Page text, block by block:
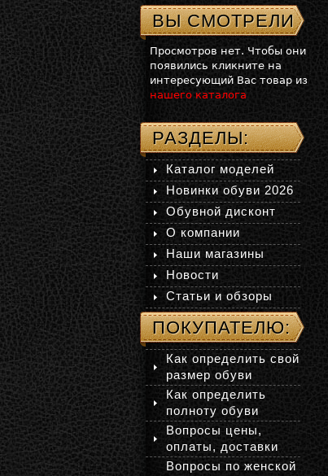
ВЫ СМОТРЕЛИ
Просмотров нет. Чтобы они
появились кликните на
интересующий Вас товар из
нашего каталога
РАЗДЕЛЫ:
Каталог моделей
Новинки обуви 2026
Обувной дисконт
О компании
Наши магазины
Новости
Статьи и обзоры
ПОКУПАТЕЛЮ:
Как определить свой
размер обуви
Как определить
полноту обуви
Вопросы цены,
оплаты, доставки
Вопросы по женской